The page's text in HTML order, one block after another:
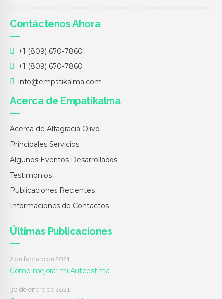
Contáctenos Ahora
+1 (809) 670-7860
+1 (809) 670-7860
info@empatikalma.com
Acerca de Empatikalma
Acerca de Altagracia Olivo
Principales Servicios
Algunos Eventos Desarrollados
Testimonios
Publicaciones Recientes
Informaciones de Contactos
Últimas Publicaciones
2 de febrero de 2021
Cómo mejorar mi Autoestima
30 de enero de 2021